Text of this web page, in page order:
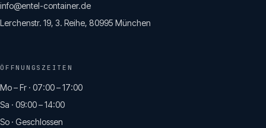
info@entel-container.de
Lerchenstr. 19, 3. Reihe, 80995 München
ÖFFNUNGSZEITEN
Mo – Fr · 07:00 – 17:00
Sa · 09:00 – 14:00
So · Geschlossen